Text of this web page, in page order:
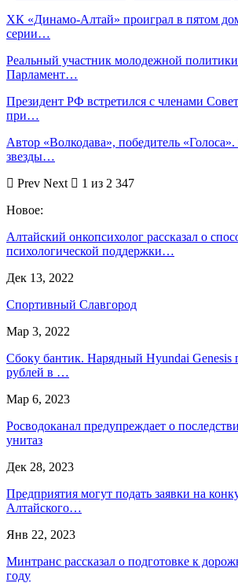
ХК «Динамо-Алтай» проиграл в пятом
серии…
Реальный участник молодежной
Парламент…
Президент РФ встретился с членами
при…
Автор «Волкодава», победитель
звезды…
Prev Next
1 из 2 347
Новое:
Алтайский онкопсихолог рассказал о
психологической поддержки…
Дек 13, 2022
Спортивный Славгород
Мар 3, 2022
Сбоку бантик. Нарядный Hyundai Genesis
рублей в …
Мар 6, 2023
Росводоканал предупреждает о
унитаз
Дек 28, 2023
Предприятия могут подать заявки на
Алтайского…
Янв 22, 2023
Минтранс рассказал о подготовке к
году